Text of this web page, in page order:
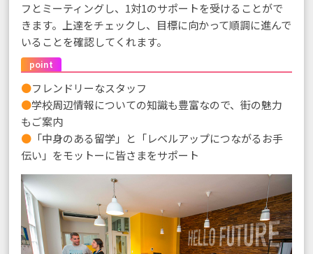
フとミーティングし、1対1のサポートを受けることがで
きます。上達をチェックし、目標に向かって順調に進んで
いることを確認してくれます。
point
●フレンドリーなスタッフ
●学校周辺情報についての知識も豊富なので、街の魅力
もご案内
● 「中身のある留学」と「レベルアップにつながるお手
伝い」をモットーに皆さまをサポート